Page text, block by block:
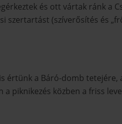
és ott vártak ránk a
(szíverősítés és
értünk a Báró-domb
piknikezés közben a friss